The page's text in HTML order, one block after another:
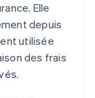
Elle
depuis
utilisée
des frais